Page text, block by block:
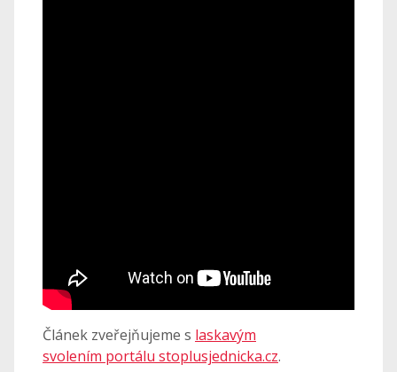
Článek zveřejňujeme s laskavým
svolením portálu stoplusjednicka.cz.